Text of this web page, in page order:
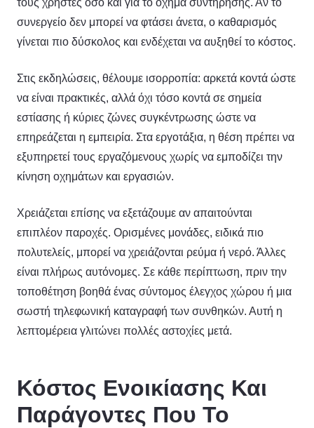
τους χρήστες όσο και για το όχημα συντήρησης. Αν το
συνεργείο δεν μπορεί να φτάσει άνετα, ο καθαρισμός
γίνεται πιο δύσκολος και ενδέχεται να αυξηθεί το κόστος.
Στις εκδηλώσεις, θέλουμε ισορροπία: αρκετά κοντά ώστε
να είναι πρακτικές, αλλά όχι τόσο κοντά σε σημεία
εστίασης ή κύριες ζώνες συγκέντρωσης ώστε να
επηρεάζεται η εμπειρία. Στα εργοτάξια, η θέση πρέπει να
εξυπηρετεί τους εργαζόμενους χωρίς να εμποδίζει την
κίνηση οχημάτων και εργασιών.
Χρειάζεται επίσης να εξετάζουμε αν απαιτούνται
επιπλέον παροχές. Ορισμένες μονάδες, ειδικά πιο
πολυτελείς, μπορεί να χρειάζονται ρεύμα ή νερό. Άλλες
είναι πλήρως αυτόνομες. Σε κάθε περίπτωση, πριν την
τοποθέτηση βοηθά ένας σύντομος έλεγχος χώρου ή μια
σωστή τηλεφωνική καταγραφή των συνθηκών. Αυτή η
λεπτομέρεια γλιτώνει πολλές αστοχίες μετά.
Κόστος Ενοικίασης Και
Παράγοντες Που Το